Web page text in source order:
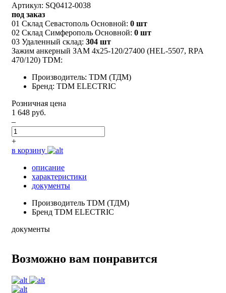
Артикул: SQ0412-0038
под заказ
01 Склад Севастополь Основной: 0 шт
02 Склад Симферополь Основной: 0 шт
03 Удаленный склад: 304 шт
Зажим анкерный ЗАM 4х25-120/27400 (HEL-5507, RPA
470/120) TDM:
Производитель: TDM (ТДМ)
Бренд: TDM ELECTRIC
Розничная цена
1 648 руб.
–
+
в корзину
описание
характеристики
документы
Производитель TDM (ТДМ)
Бренд TDM ELECTRIC
документы
Возможно вам понравится